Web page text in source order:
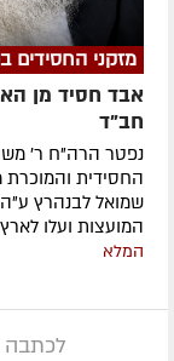
מזקני החסידים
אבד חסיד מן
חב"ד
נפטר הרה"ח ר'
החסידית
שמואל לבנהרץ
המועצות ועלו
המלא
לכתבה